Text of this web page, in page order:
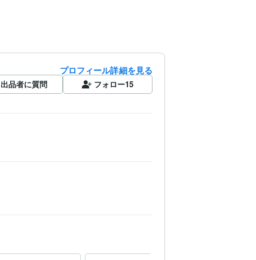
プロフィール詳細を見る
出品者に質問 フォロー15